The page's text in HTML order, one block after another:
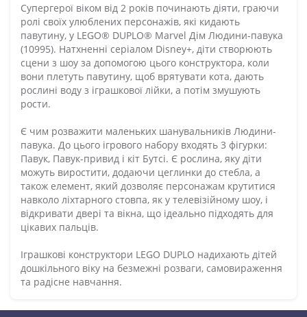
Супергерої віком від 2 років починають діяти, граючи
ролі своїх улюблених персонажів, які кидають
павутину, у LEGO® DUPLO® Marvel Дім Людини-павука
(10995). Натхненні серіалом Disney+, діти створюють
сцени з шоу за допомогою цього конструктора, коли
вони плетуть павутину, щоб врятувати кота, дають
рослині воду з іграшкової лійки, а потім змушують
рости.
Є чим розважити маленьких шанувальників Людини-
павука. До цього ігрового набору входять 3 фігурки:
Павук, Павук-привид і кіт Бутсі. Є рослина, яку діти
можуть виростити, додаючи цеглинки до стебла, а
також елемент, який дозволяє персонажам крутитися
навколо ліхтарного стовпа, як у телевізійному шоу, і
відкривати двері та вікна, що ідеально підходять для
цікавих пальців.
Іграшкові конструктори LEGO DUPLO надихають дітей
дошкільного віку на безмежні розваги, самовираження
та радісне навчання.